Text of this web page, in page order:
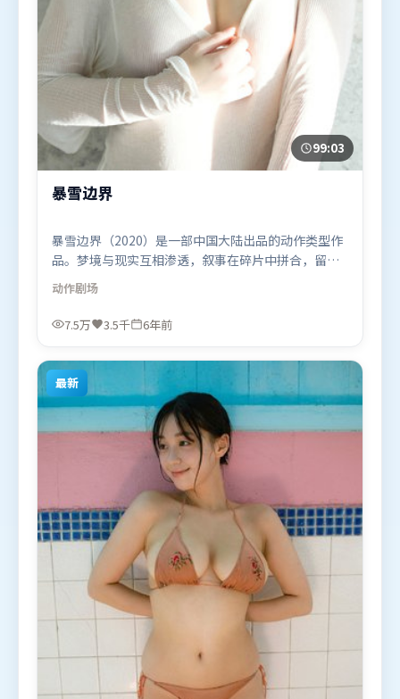
99:03
暴雪边界
暴雪边界（2020）是一部中国大陆出品的动作类型作
品。梦境与现实互相渗透，叙事在碎片中拼合，留给
观众回味空间。群像刻画各有弧光，配角亦承担叙事
推进功能。由冯小刚执导，刘亦菲、易烊千玺、奥卡
菲娜，孙艺珍、章子怡等联袂出演。影片于2020年7
动作题材的观众观看。
动作剧场
7.5万 3.5千 6年前
最新